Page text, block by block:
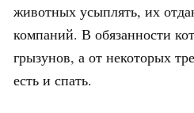
животных усыплять, их
компаний. В обязанности
грызунов, а от некоторых
есть и спать.